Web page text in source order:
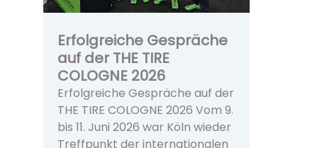
Erfolgreiche Gespräche
auf der THE TIRE
COLOGNE 2026
Erfolgreiche Gespräche auf der
THE TIRE COLOGNE 2026 Vom 9.
bis 11. Juni 2026 war Köln wieder
Treffpunkt der internationalen